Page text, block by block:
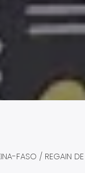
FASO / REGAIN